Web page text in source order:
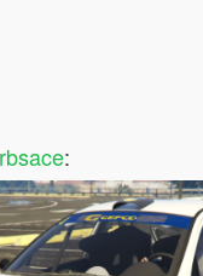
rbsace: